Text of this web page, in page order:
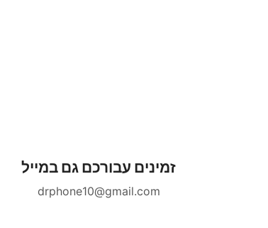
זמינים עבורכם גם במייל
drphone10@gmail.com